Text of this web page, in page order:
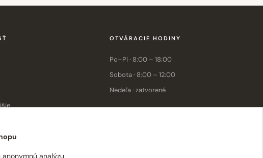
OTVÁRACIE HODINY
Po–Pi · 8:00 – 18:00
Sobota · 8:00 – 12:00
Nedeľa · zatvorené
analýzu